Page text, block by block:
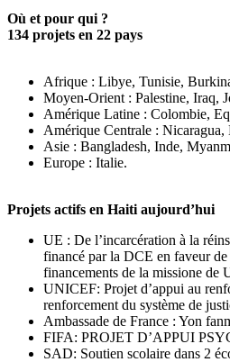
Où et pour qui ?
134 projets en 22 pays
Afrique : Libye, Tunisie,
Moyen-Orient : Palestine, Iraq,
Amérique Latine : Colombie,
Amérique Centrale : Nicaragua,
Asie : Bangladesh, Inde,
Europe : Italie.
Projets actifs en Haiti aujourd’hui
UE : De l’incarcération à la
financé par la DCE en faveur
financements de la missione
UNICEF: Projet d’appui au
renforcement du système de
Ambassade de France : Yon
FIFA: PROJET D’APPUI
SAD: Soutien scolaire dans 2